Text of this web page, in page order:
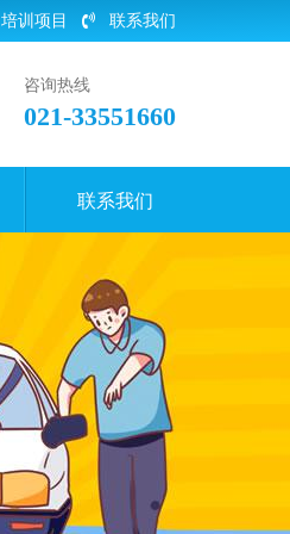
培训项目 联系我们
咨询热线
021-33551660
联系我们